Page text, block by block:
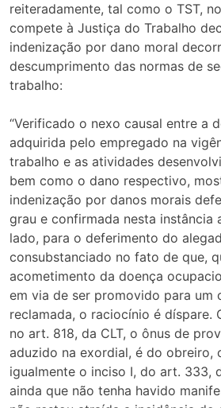
reiteradamente, tal como o TST,
compete à Justiça do Trabalho
indenização por dano moral
descumprimento das normas de
trabalho:
“Verificado o nexo causal entre a
adquirida pelo empregado na
trabalho e as atividades
bem como o dano respectivo,
indenização por danos morais
grau e confirmada nesta instância
lado, para o deferimento do
consubstanciado no fato de que,
acometimento da doença
em via de ser promovido para um
reclamada, o raciocínio é díspare.
no art. 818, da CLT, o ônus de
aduzido na exordial, é do obreiro,
igualmente o inciso I, do art. 333,
ainda que não tenha havido